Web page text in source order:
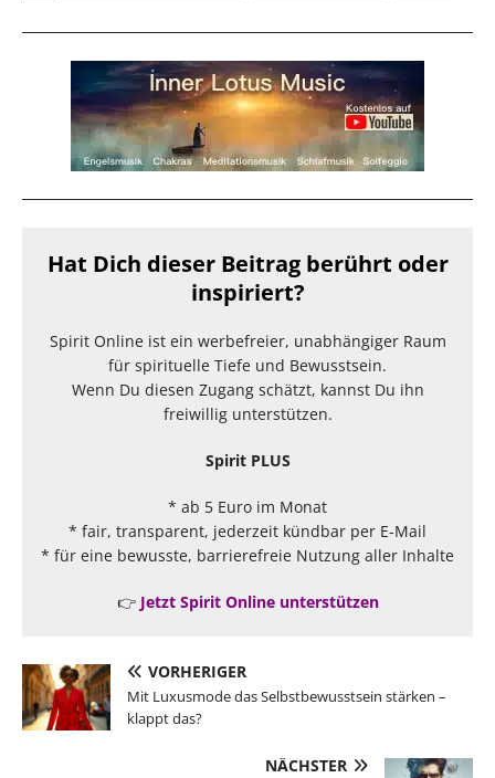
Hat Dich dieser Beitrag berührt oder
inspiriert?
Spirit Online ist ein werbefreier, unabhängiger Raum
für spirituelle Tiefe und Bewusstsein.
Wenn Du diesen Zugang schätzt, kannst Du ihn
freiwillig unterstützen.
Spirit PLUS
* ab 5 Euro im Monat
* fair, transparent, jederzeit kündbar per E-Mail
* für eine bewusste, barrierefreie Nutzung aller Inhalte
👉 Jetzt Spirit Online unterstützen
VORHERIGER
Mit Luxusmode das Selbstbewusstsein stärken –
klappt das?
NÄCHSTER